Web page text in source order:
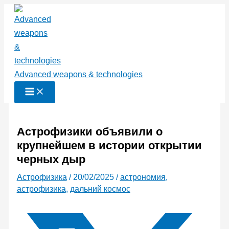
Перейти
содержимому
Advanced weapons & technologies
Астрофизики объявили о
крупнейшем в истории открытии
черных дыр
Астрофизика / 20/02/2025 /астрономия,
астрофизика, дальний космос